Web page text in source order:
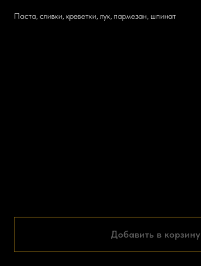
Добавить в корзину
Паста, сливки, креветки, лук, пармезан, шпинат